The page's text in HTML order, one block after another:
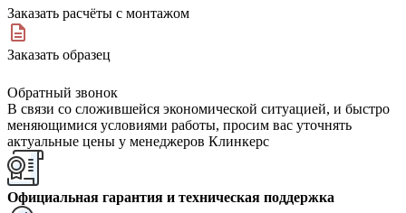
Заказать расчёты с монтажом
Заказать образец
Обратный звонок
В связи со сложившейся экономической ситуацией, и быстро
меняющимися условиями работы, просим вас уточнять
актуальные цены у менеджеров Клинкерс
Официальная гарантия и техническая поддержка